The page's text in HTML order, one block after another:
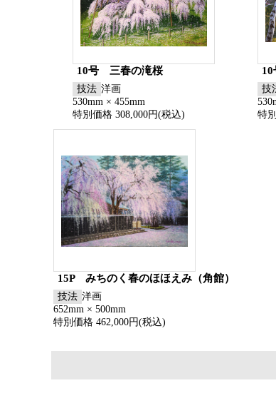
10号 三春の滝桜
技法 洋画
530mm × 455mm
特別価格 308,000円(税込)
技
特
15P みちのく春のほほえみ（角館）
技法 洋画
652mm × 500mm
特別価格 462,000円(税込)